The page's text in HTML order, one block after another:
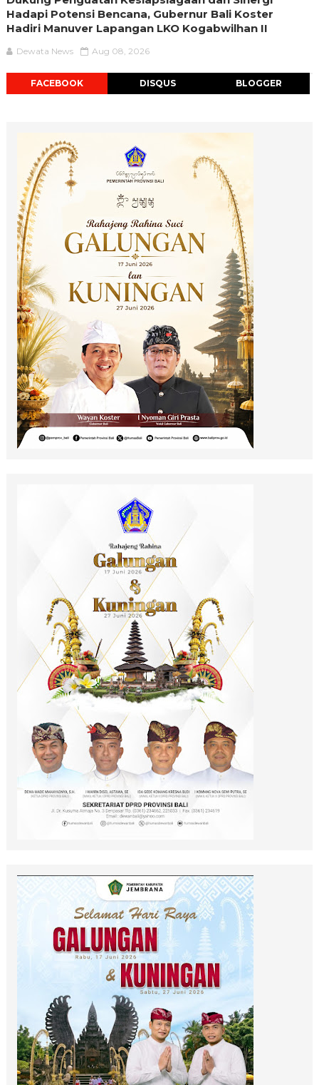
Hadapi Potensi Bencana, Gubernur Bali Koster
Hadiri Manuver Lapangan LKO Kogabwilhan II
Dewata News Aug 08, 2026
FACEBOOK DISQUS BLOGGER